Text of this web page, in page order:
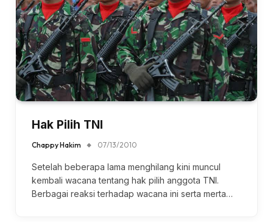
Hak Pilih TNI
Chappy Hakim 07/13/2010
Setelah beberapa lama menghilang kini muncul
kembali wacana tentang hak pilih anggota TNI.
Berbagai reaksi terhadap wacana ini serta merta…